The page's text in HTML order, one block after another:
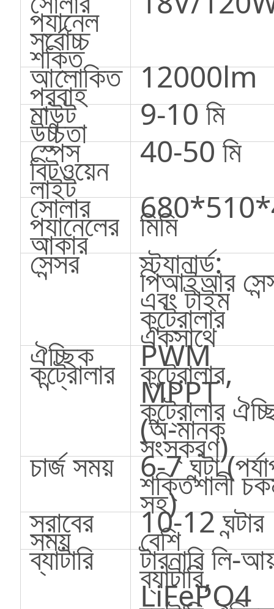
প্যানেল
সর্বোচ্চ
শক্তি
আলোকিত
প্রবাহ
12000lm
মাউন্ট
উচ্চতা
9-10 মি
স্পেস
বিটওয়েন
লাইট
40-50 মি
সোলার
প্যানেলের
আকার
মিমি
সেন্সর
স্ট্যানার্ড:
পিআইআর
এবং টাইম
কন্ট্রোলার
একসাথে
ঐচ্ছিক
কন্ট্রোলার PWM
কন্ট্রোলার,
MPPT
কন্ট্রোলার
(অ-মানক
সংস্করণ)
চার্জ সময় 6-7 ঘন্টা
শক্তিশালী
সহ)
স্রাবের
সময় 10-12 ঘন্টার
বেশি
ব্যাটারি টারনারি লি-
ব্যাটারি,
LiFePO4